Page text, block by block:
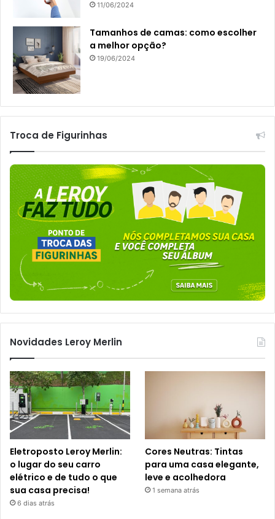
11/06/2024
Tamanhos de camas: como escolher
a melhor opção?
19/06/2024
Troca de Figurinhas
Novidades Leroy Merlin
Eletroposto Leroy Merlin:
o lugar do seu carro
elétrico e de tudo o que
sua casa precisa!
6 dias atrás
Cores Neutras: Tintas
para uma casa elegante,
leve e acolhedora
1 semana atrás